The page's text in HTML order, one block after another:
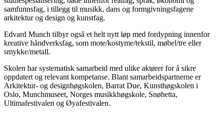
samfunnsfag, i tillegg til musikk, dans og formgivningsfagene
arkitektur og design og kunstfag.
Edvard Munch tilbyr også et helt nytt løp med fordypning innenfor
kreative håndverksfag, som mote/kostyme/tekstil, møbel/tre eller
smykke/metall.
Skolen har systematisk samarbeid med ulike aktører for å sikre
oppdatert og relevant kompetanse. Blant samarbeidspartnerne er
Arkitektur- og designhøgskolen, Barrat Due, Kunsthøgskolen i
Oslo, Munchmuseet, Norges musikkhøgskole, Snøhetta,
Ultimafestivalen og Øyafestivalen.